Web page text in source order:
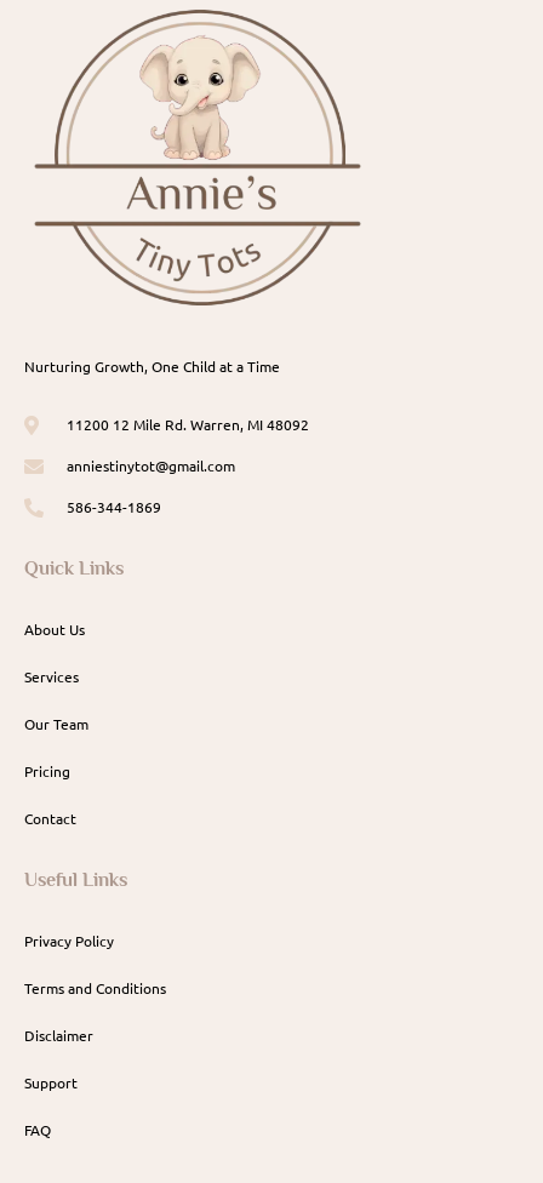
Nurturing Growth, One Child at a Time
11200 12 Mile Rd. Warren, MI 48092
anniestinytot@gmail.com
586-344-1869
Quick Links
About Us
Services
Our Team
Pricing
Contact
Useful Links
Privacy Policy
Terms and Conditions
Disclaimer
Support
FAQ